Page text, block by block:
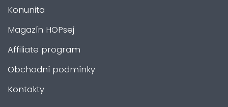
Konunita
Magazín HOPsej
Affiliate program
Obchodní podmínky
Kontakty